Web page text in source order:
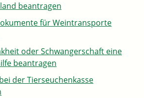
beantragen
für Weintransporte
oder Schwangerschaft eine
beantragen
der Tierseuchenkasse